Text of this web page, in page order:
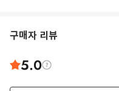
구매자 리뷰
5.0